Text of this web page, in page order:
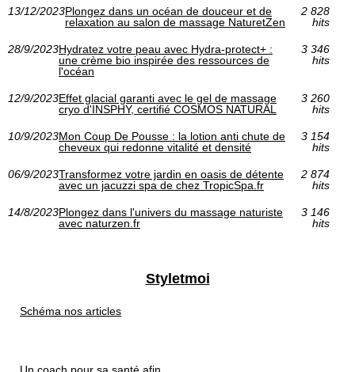
13/12/2023Plongez dans un océan de douceur et de
relaxation au salon de massage NaturetZen
2 828
hits
28/9/2023Hydratez votre peau avec Hydra-protect+ :
une crème bio inspirée des ressources de
l'océan
3 346
hits
12/9/2023Effet glacial garanti avec le gel de massage
cryo d'INSPHY, certifié COSMOS NATURAL
3 260
hits
10/9/2023Mon Coup De Pousse : la lotion anti chute de
cheveux qui redonne vitalité et densité
3 154
hits
06/9/2023Transformez votre jardin en oasis de détente
avec un jacuzzi spa de chez TropicSpa.fr
2 874
hits
14/8/2023Plongez dans l'univers du massage naturiste
avec naturzen.fr
3 146
hits
Styletmoi
Schéma nos articles